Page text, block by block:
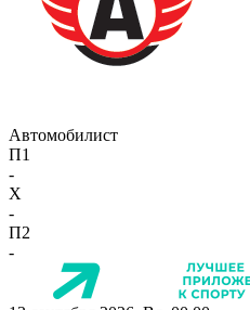
Автомобилист
П1
-
X
-
П2
-